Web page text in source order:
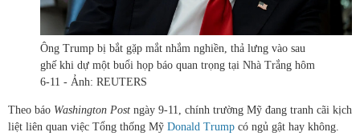
Ông Trump bị bắt gặp mắt nhắm nghiền, thả lưng vào sau
ghế khi dự một buổi họp báo quan trọng tại Nhà Trắng hôm
6-11 - Ảnh: REUTERS
Theo báo Washington Post ngày 9-11, chính trường Mỹ đang tranh cãi kịch
liệt liên quan việc Tổng thống Mỹ Donald Trump có ngủ gật hay không.